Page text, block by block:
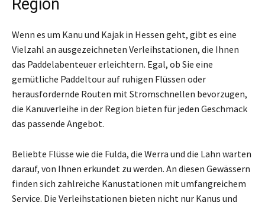
Region
Wenn es um Kanu und Kajak in Hessen geht, gibt es eine
Vielzahl an ausgezeichneten Verleihstationen, die Ihnen
das Paddelabenteuer erleichtern. Egal, ob Sie eine
gemütliche Paddeltour auf ruhigen Flüssen oder
herausfordernde Routen mit Stromschnellen bevorzugen,
die Kanuverleihe in der Region bieten für jeden Geschmack
das passende Angebot.
Beliebte Flüsse wie die Fulda, die Werra und die Lahn warten
darauf, von Ihnen erkundet zu werden. An diesen Gewässern
finden sich zahlreiche Kanustationen mit umfangreichem
Service. Die Verleihstationen bieten nicht nur Kanus und